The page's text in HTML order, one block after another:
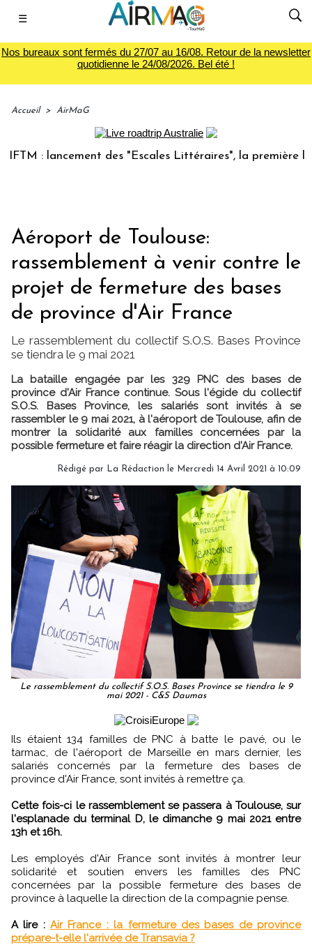
☰
Nos bureaux sont fermés du 27/07 au 16/08. Retour de la newsletter
quotidienne le 24/08/2026. Bel été !
Accueil > AirMaG
: lancement des "Escales Littéraires", la première
Aéroport de Toulouse:
rassemblement à venir contre le
projet de fermeture des bases
de province d'Air France
Le rassemblement du collectif S.O.S. Bases Province
se tiendra le 9 mai 2021
La bataille engagée par les 329 PNC des bases de
province d'Air France continue. Sous l'égide du collectif
S.O.S. Bases Province, les salariés sont invités à se
rassembler le 9 mai 2021, à l'aéroport de Toulouse, afin de
montrer la solidarité aux familles concernées par la
possible fermeture et faire réagir la direction d'Air France.
Rédigé par La Rédaction le Mercredi 14 Avril 2021 à 10:09
Le rassemblement du collectif S.O.S. Bases Province se tiendra le 9
mai 2021 - C&S Daumas
Ils étaient 134 familles de PNC à batte le pavé, ou le
tarmac, de l'aéroport de Marseille en mars dernier, les
salariés concernés par la fermeture des bases de
province d'Air France, sont invités à remettre ça.
Cette fois-ci le rassemblement se passera à Toulouse, sur
l'esplanade du terminal D, le dimanche 9 mai 2021 entre
13h et 16h.
Les employés d'Air France sont invités à montrer leur
solidarité et soutien envers les familles des PNC
concernées par la possible fermeture des bases de
province à laquelle la direction de la compagnie pense.
A lire : Air France : la fermeture des bases de province
prépare-t-elle l'arrivée de Transavia ?